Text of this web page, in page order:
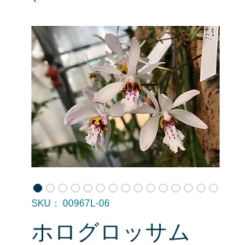
SKU： 00967L-06
ホログロッサム